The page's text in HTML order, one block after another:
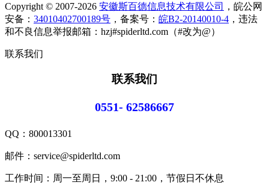
Copyright © 2007-2026 安徽斯百德信息技术有限公司
，皖公网
安备： 34010402700189号 ，备案号： 皖B2-20140010-4 ，违法
和不良信息举报邮箱：hzj#spiderltd.com（#改为@）
联系我们
联系我们
0551- 62586667
QQ： 800013301
邮件：service@spiderltd.com
工作时间：周一至周日，9:00 - 21:00，节假日不休息